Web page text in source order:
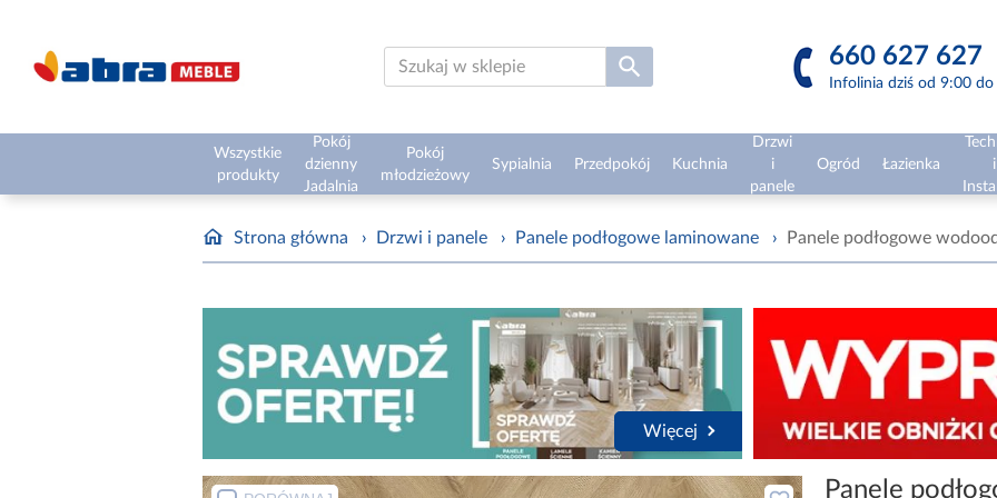
660 627 627
Infolinia dziś od 9:00
Wszystkie
produkty
Pokój
dzienny
Jadalnia
Pokój
młodzieżowy
Sypialnia Przedpokój Kuchnia
Drzwi
i
panele
Ogród Łazienka
i
Strona główna › Drzwi i panele › Panele podłogowe laminowane › Panele podłogowe
Więcej
Panele